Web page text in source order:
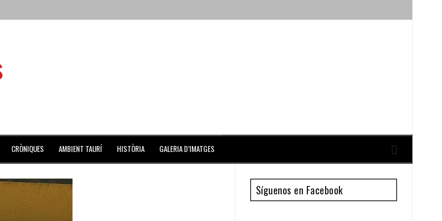
de julio repleto de actividades
Coliseo Balear
CRÒNIQUES AMBIENT TAURÍ HISTÒRIA GALERIA D’IMATGES
Síguenos en Facebook